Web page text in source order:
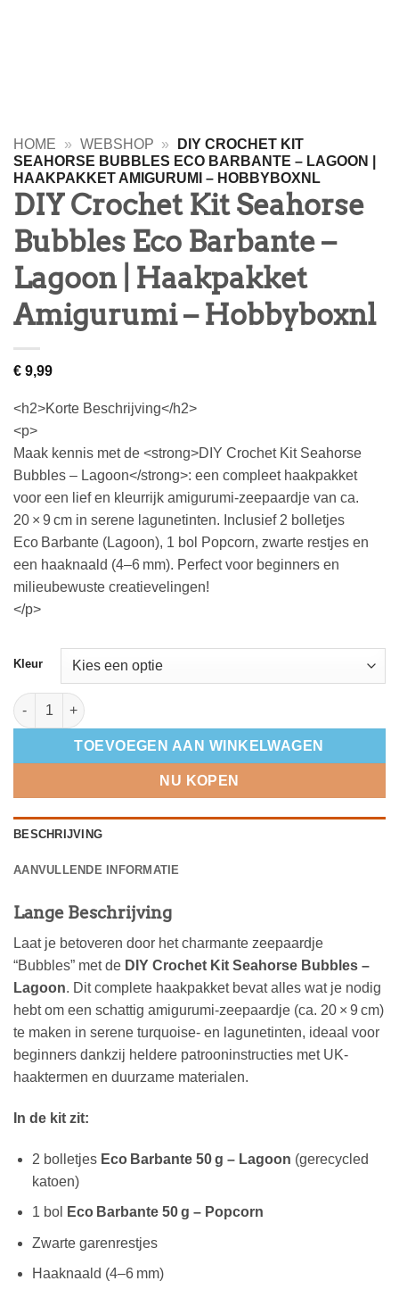
HOME » WEBSHOP »
DIY CROCHET KIT
SEAHORSE BUBBLES ECO BARBANTE – LAGOON |
HAAKPAKKET AMIGURUMI – HOBBYBOXNL
DIY Crochet Kit Seahorse
Bubbles Eco Barbante –
Lagoon | Haakpakket
Amigurumi – Hobbyboxnl
€ 9,99
<h2>Korte Beschrijving</h2>
<p>
Maak kennis met de <strong>DIY Crochet Kit Seahorse
Bubbles – Lagoon</strong>: een compleet haakpakket
voor een lief en kleurrijk amigurumi-zeepaardje van ca.
20 × 9 cm in serene lagunetinten. Inclusief 2 bolletjes
Eco Barbante (Lagoon), 1 bol Popcorn, zwarte restjes en
een haaknaald (4–6 mm). Perfect voor beginners en
milieubewuste creatievelingen!
</p>
Kleur
DIY Crochet Kit Seahorse Bubbles Eco Barbante – Lagoon |
TOEVOEGEN AAN WINKELWAGEN
NU KOPEN
BESCHRIJVING
AANVULLENDE INFORMATIE
Lange Beschrijving
Laat je betoveren door het charmante zeepaardje
“Bubbles” met de DIY Crochet Kit Seahorse Bubbles –
Lagoon. Dit complete haakpakket bevat alles wat je nodig
hebt om een schattig amigurumi-zeepaardje (ca. 20 × 9 cm)
te maken in serene turquoise‑ en lagunetinten, ideaal voor
beginners dankzij heldere patrooninstructies met UK-
haaktermen en duurzame materialen.
In de kit zit:
2 bolletjes Eco Barbante 50 g – Lagoon (gerecycled
katoen)
1 bol Eco Barbante 50 g – Popcorn
Zwarte garenrestjes
Haaknaald (4–6 mm)